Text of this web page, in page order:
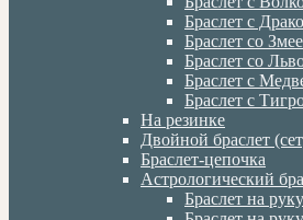
Браслет с
Браслет со
Браслет со
Браслет с
Браслет с
На резинке
Двойной браслет
Браслет-цепочка
Астрологический
Браслет на